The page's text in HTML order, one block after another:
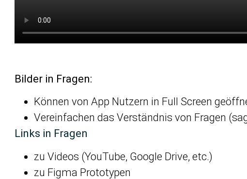
Bilder in Fragen:
Können von App Nutzern in Full Screen
Vereinfachen das Verständnis von Fragen
Links in Fragen
zu Videos (YouTube, Google Drive, etc.)
zu Figma Prototypen